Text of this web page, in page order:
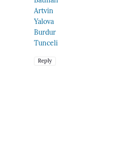
Artvin
Yalova
Burdur
Tunceli
Reply